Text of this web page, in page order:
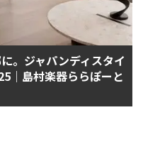
。ジャパンディスタイ
｜島村楽器ららぽーと